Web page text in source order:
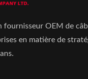
fournisseur OEM de
en matière de